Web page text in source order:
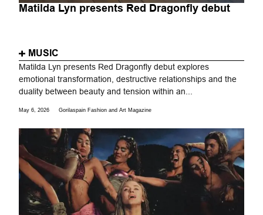
Matilda Lyn presents Red Dragonfly debut
MUSIC
Matilda Lyn presents Red Dragonfly debut explores
emotional transformation, destructive relationships and the
duality between beauty and tension within an...
May 6, 2026 Gorilaspain Fashion and Art Magazine